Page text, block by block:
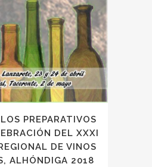
PREPARATIVOS
DEL XXXI
DE VINOS
ALHÓNDIGA 2018